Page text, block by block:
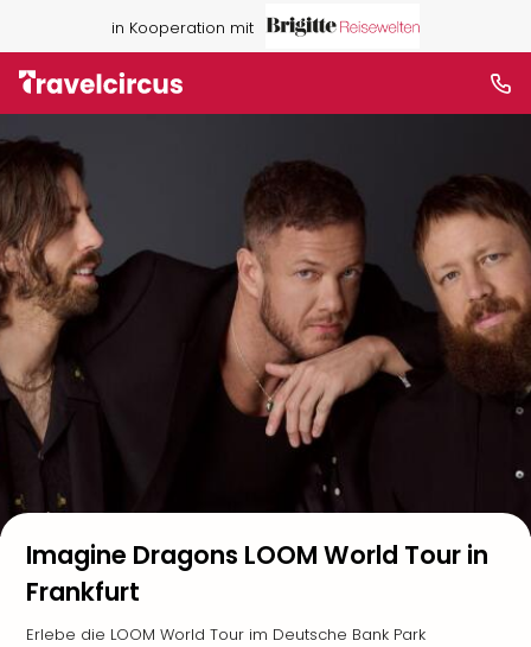
in Kooperation mit
Imagine Dragons LOOM World Tour in
Frankfurt
Erlebe die LOOM World Tour im Deutsche Bank Park